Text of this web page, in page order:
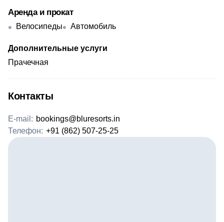
Аренда и прокат
Велосипеды Автомобиль
Дополнительные услуги
Прачечная
Контакты
E-mail: bookings@bluresorts.in
Телефон: +91 (862) 507-25-25